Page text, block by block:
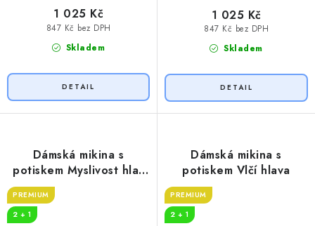
Skladem
847 Kč bez DPH
1 025 Kč
Skladem
847 Kč bez DPH
1 025 Kč
Dámská mikina s
potiskem Myslivost hlas
PREMIUM
2 + 1
Dámská mikina s
potiskem Vlčí hlava
PREMIUM
2 + 1